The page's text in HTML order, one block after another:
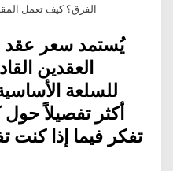
الفرق؟ كيف تعمل
يُستمد سعر عقد
العقدين
للسلعة
أكثر تفصيلاً
تفكر فيما إذا كنت